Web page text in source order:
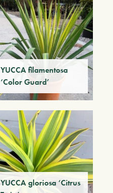
YUCCA filamentosa
‘Color Guard’
YUCCA gloriosa ‘Citrus